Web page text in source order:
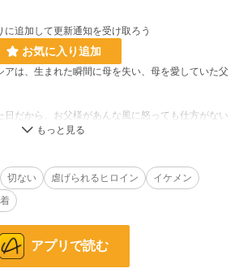
に追加して更新通知を受け取ろう
お気に入り追加
は、生まれた瞬間に母を失い、母を愛していた父
日だから、お父様があんな風に怒っても仕方がない
に言い聞かせて過ごすアリシア。
女王に即位するも、その実権は宰相ジェロムに握
シアは意志を持たない人形のような日々を過ごし
、中には後ろ盾のない彼女を虐げる不届者さえい
だった。
切ない 虐げられるヒロイン
イケメン
アプリで読む